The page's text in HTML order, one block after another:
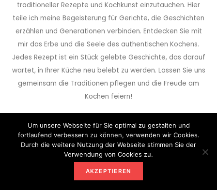
traditioneller Rezepte und Kochkunst einzutauchen. Hier
teile ich meine Begeisterung für Gerichte, die Geschichten
erzählen und Generationen verbinden. Entdecken Sie mit
mir das Erbe und die Seele des authentischen Kochens.
Jedes Rezept ist ein Stück gelebte Geschichte, das darauf
wartet, in Ihrer Küche neu belebt zu werden. Lassen Sie uns
gemeinsam die Traditionen pflegen und die Freude am
Kochen feiern!
NEUSTE KOCHLEIDENSCHAFT
Um unsere Webseite für Sie optimal zu gestalten und
fortlaufend verbessern zu können, verwenden wir Cookies.
Durch die weitere Nutzung der Webseite stimmen Sie der
Verwendung von Cookies zu.
AKZEPTIEREN